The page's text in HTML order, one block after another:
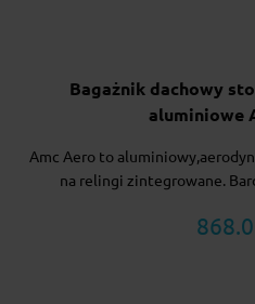
Bagażnik dachowy
aluminiowe
Amc Aero to
na relingi zintegrowane.